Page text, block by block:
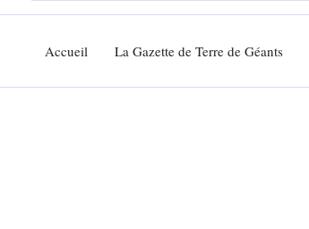
Accueil La Gazette de Terre de Géants